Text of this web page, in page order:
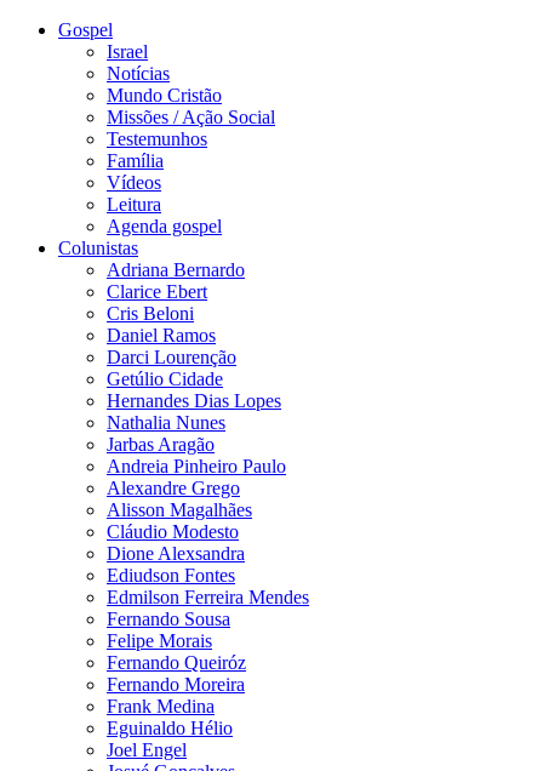
Gospel
Israel
Notícias
Mundo Cristão
Missões / Ação Social
Testemunhos
Família
Vídeos
Leitura
Agenda gospel
Colunistas
Adriana Bernardo
Clarice Ebert
Cris Beloni
Daniel Ramos
Darci Lourenção
Getúlio Cidade
Hernandes Dias Lopes
Nathalia Nunes
Jarbas Aragão
Andreia Pinheiro Paulo
Alexandre Grego
Alisson Magalhães
Cláudio Modesto
Dione Alexsandra
Ediudson Fontes
Edmilson Ferreira Mendes
Fernando Sousa
Felipe Morais
Fernando Queiróz
Fernando Moreira
Frank Medina
Eguinaldo Hélio
Joel Engel